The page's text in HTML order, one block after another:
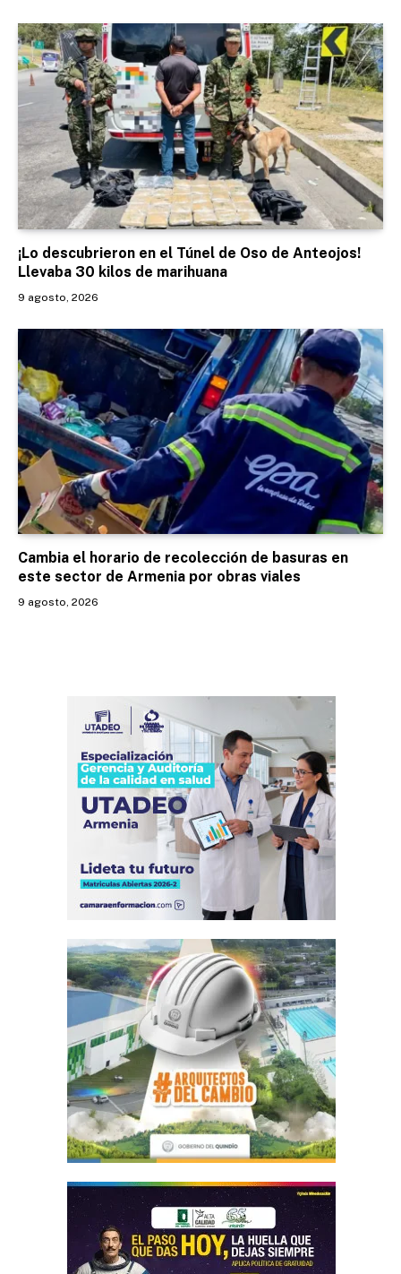
¡Lo descubrieron en el Túnel de Oso de Anteojos!
Llevaba 30 kilos de marihuana
9 agosto, 2026
Cambia el horario de recolección de basuras en
este sector de Armenia por obras viales
9 agosto, 2026